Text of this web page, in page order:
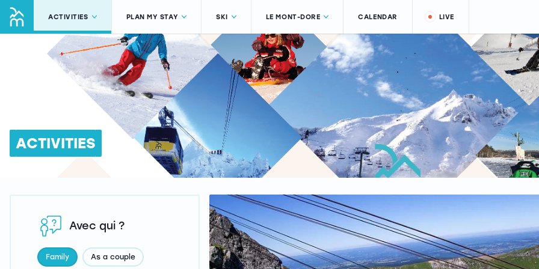
ACTIVITIES PLAN MY STAY SKI LE MONT-DORE CALENDAR LIVE
ACTIVITIES
Avec qui ?
Family As a couple